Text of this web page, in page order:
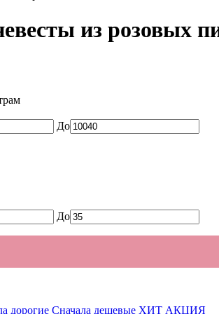
из розовых
До
До
дорогие Сначала дешевые ХИТ АКЦИЯ